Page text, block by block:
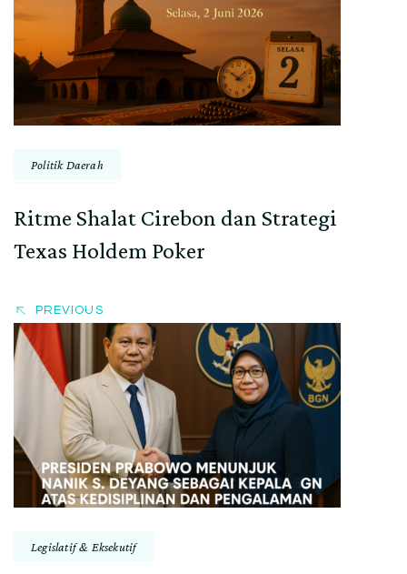
Politik Daerah
Ritme Shalat Cirebon dan Strategi
Texas Holdem Poker
PREVIOUS
Legislatif & Eksekutif